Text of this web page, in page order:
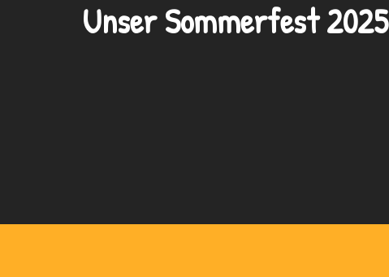
Unser Sommerfest 2025